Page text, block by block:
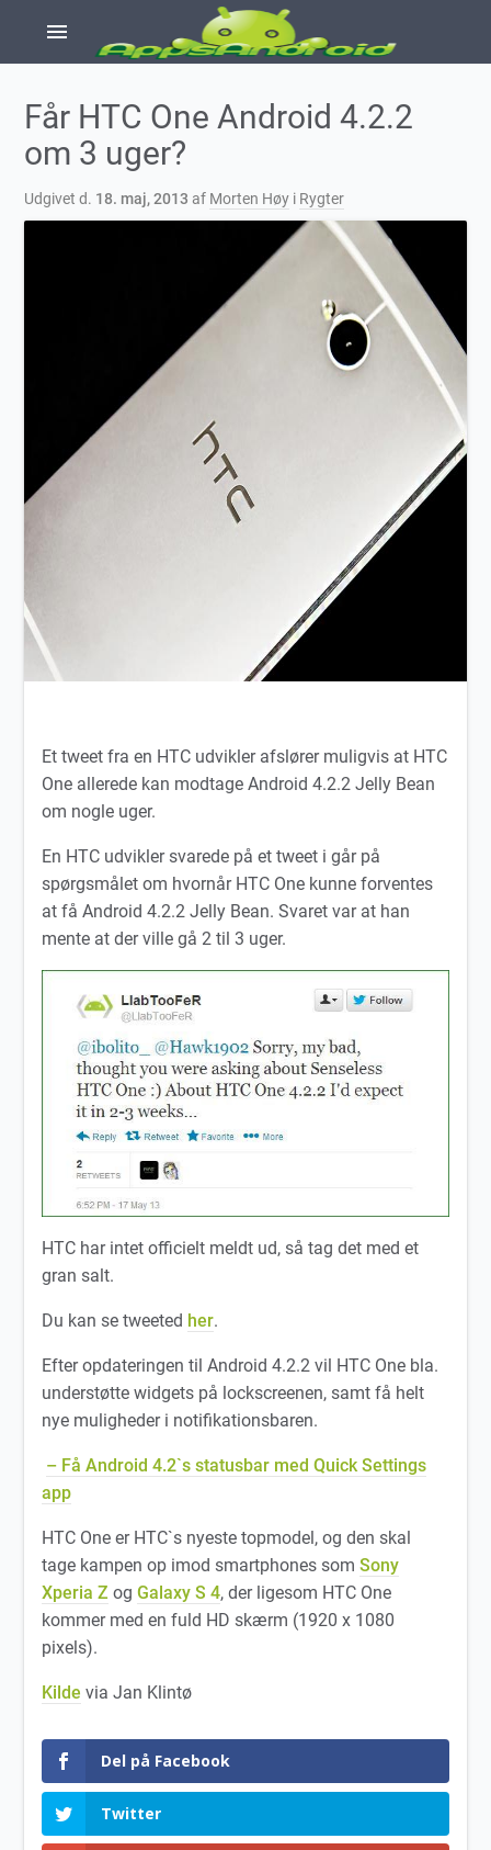
menu
Får HTC One Android 4.2.2
om 3 uger?
Udgivet d. 18. maj, 2013 af Morten Høy i Rygter
Et tweet fra en HTC udvikler afslører muligvis at HTC
One allerede kan modtage Android 4.2.2 Jelly Bean
om nogle uger.
En HTC udvikler svarede på et tweet i går på
spørgsmålet om hvornår HTC One kunne forventes
at få Android 4.2.2 Jelly Bean. Svaret var at han
mente at der ville gå 2 til 3 uger.
HTC har intet officielt meldt ud, så tag det med et
gran salt.
Du kan se tweeted her.
Efter opdateringen til Android 4.2.2 vil HTC One bla.
understøtte widgets på lockscreenen, samt få helt
nye muligheder i notifikationsbaren.
– Få Android 4.2`s statusbar med Quick Settings
app
HTC One er HTC`s nyeste topmodel, og den skal
tage kampen op imod smartphones somSony
Xperia Z ogGalaxy S 4, der ligesom HTC One
kommer med en fuld HD skærm (1920 x 1080
pixels).
Kilde via Jan Klintø
Del på Facebook
Twitter